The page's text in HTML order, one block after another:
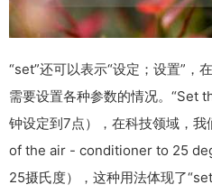
“set”还可以表示“设定；设置”，
需要设置各种参数的情况。“Set
钟设定到7点），在科技领域，
of the air - conditioner to 25
25摄氏度），这种用法体现了